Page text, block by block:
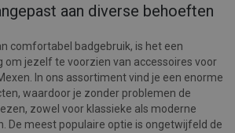
aan diverse behoeften
comfortabel badgebruik, is het een
om jezelf te voorzien van accessoires voor
In ons assortiment vind je een enorme
waardoor je zonder problemen de
zowel voor klassieke als moderne
De meest populaire optie is ongetwijfeld de